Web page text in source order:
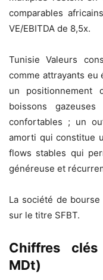
comparables
VE/EBITDA de 8,5x.
Tunisie Valeurs
comme attrayants eu
un positionnement
boissons
confortables ; un
amorti qui constitue
flows stables qui
généreuse et
La société de bourse
sur le titre SFBT.
Chiffres
MDt)